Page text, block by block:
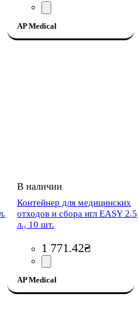
AP Medical
Контейнер для медицинских
отходов и сбора игл EASY 2.5
л., 10 шт.
1 771.42₴
AP Medical